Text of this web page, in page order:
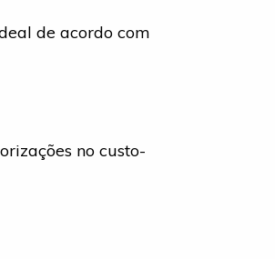
de acordo com
no custo-